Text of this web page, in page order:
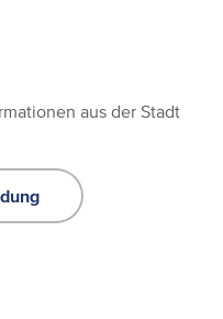
aus der Stadt